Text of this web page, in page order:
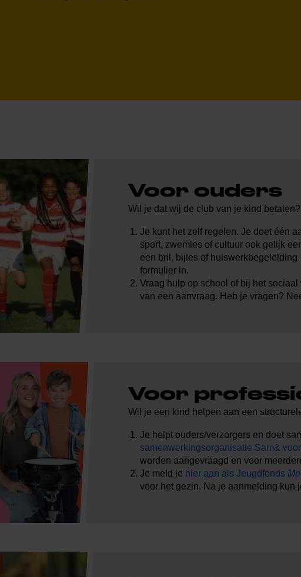
Voor ouders
Wil je dat wij de club van je kind
Je kunt het zelf regelen. Je doet één
sport, zwemles of cultuur ook gelijk
een bril, bijles of
formulier in.
Vraag hulp op school of bij het sociaal
van een aanvraag. Heb je vragen?
Voor
Wil je een kind helpen aan een
Je helpt ouders/verzorgers en doet
samenwerkingsorganisatie Sam&
worden aangevraagd en voor
Je meld je hier aan als Jeugdfonds
voor het gezin. Na je aanmelding kun